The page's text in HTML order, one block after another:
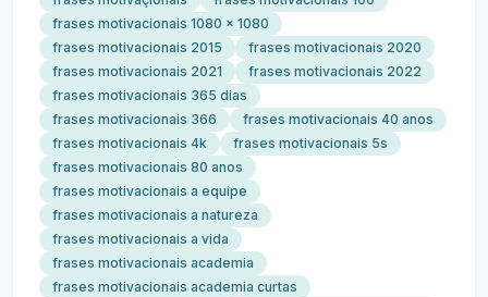
frases motivacionais 1080 x 1080
frases motivacionais 2015
frases motivacionais 2020
frases motivacionais 2021
frases motivacionais 2022
frases motivacionais 365 dias
frases motivacionais 366
frases motivacionais 40 anos
frases motivacionais 4k
frases motivacionais 5s
frases motivacionais 80 anos
frases motivacionais a equipe
frases motivacionais a natureza
frases motivacionais a vida
frases motivacionais academia
frases motivacionais academia curtas